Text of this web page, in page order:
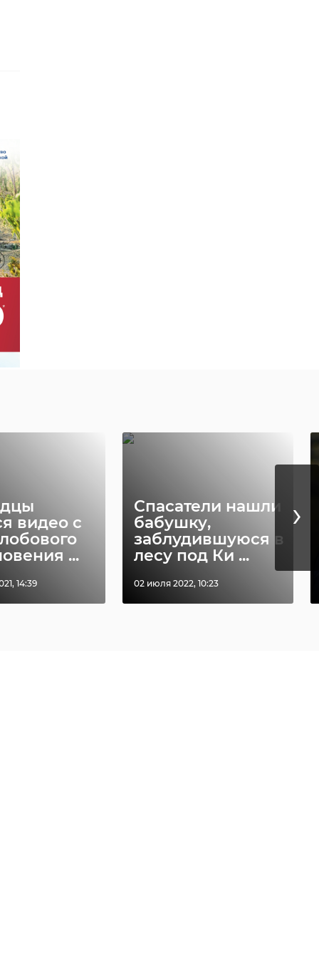
видео с
...
14:39
Спасатели нашли
бабушку,
заблудившуюся в
лесу под Ки ...
02 июля 2022, 10:23
›